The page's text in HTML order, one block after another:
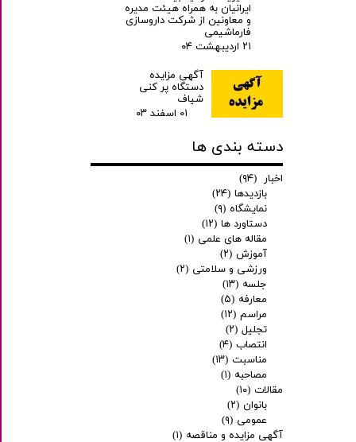
ایرانیان به همراه هیئت مدیره
و معاونین از شرکت داروسازی
فارماشیمی
۲۱ اردیبهشت ۰۴
آگهی مزایده
دستگاه پر کنی
شیاف
۰۱ اسفند ۰۳
دسته بندی ها
اخبار (۹۴)
بازدیدها (۲۴)
نمایشگاه (۹)
دستاورد ها (۱۲)
مقاله های علمی (۱)
آموزش (۲)
ورزشی و سلامتی (۲)
جلسه (۱۳)
معارفه (۵)
مراسم (۱۲)
تجلیل (۲)
انتصاب (۴)
مناسبت (۱۳)
مصاحبه (۱)
مقالات (۱۰)
بانوان (۲)
عمومی (۹)
آگهی مزایده و مناقصه (۱)